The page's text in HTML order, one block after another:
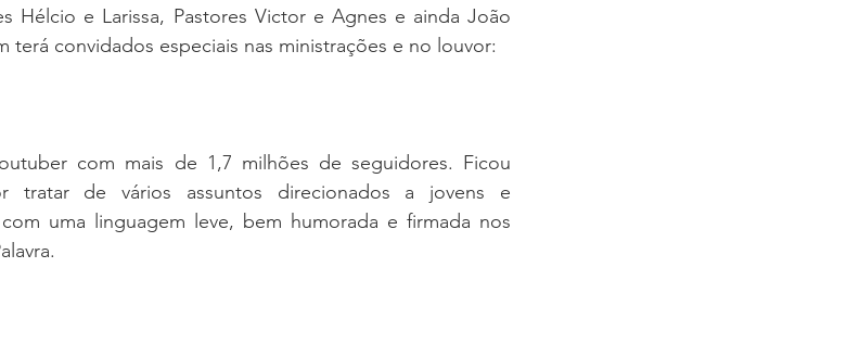
Hélcio e Larissa, Pastores Victor e Agnes e ainda João
terá convidados especiais nas ministrações e no louvor:
com mais de 1,7 milhões de seguidores. Ficou
tratar de vários assuntos direcionados a jovens e
uma linguagem leve, bem humorada e firmada nos